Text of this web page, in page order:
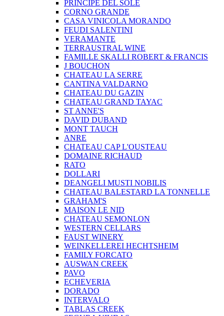
PRINCIPE DEL SOLE
CORNO GRANDE
CASA VINICOLA MORANDO
FEUDI SALENTINI
VERAMANTE
TERRAUSTRAL WINE
FAMILLE SKALLI ROBERT & FRANCIS
J BOUCHON
CHATEAU LA SERRE
CANTINA VALDARNO
CHATEAU DU GAZIN
CHATEAU GRAND TAYAC
ST ANNE'S
DAVID DUBAND
MONT TAUCH
ANRE
CHATEAU CAP L'OUSTEAU
DOMAINE RICHAUD
RATO
DOLLARI
DEANGELI MUSTI NOBILIS
CHATEAU BALESTARD LA TONNELLE
GRAHAM'S
MAISON LE NID
CHATEAU SEMONLON
WESTERN CELLARS
FAUST WINERY
WEINKELLEREI HECHTSHEIM
FAMILY FORCATO
AUSWAN CREEK
PAVO
ECHEVERIA
DORADO
INTERVALO
TABLAS CREEK